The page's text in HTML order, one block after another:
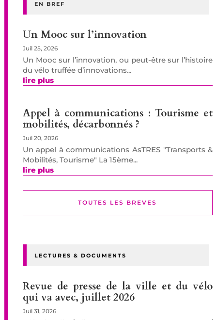
EN BREF
Un Mooc sur l’innovation
Juil 25, 2026
Un Mooc sur l’innovation, ou peut-être sur l’histoire
du vélo truffée d’innovations...
lire plus
Appel à communications : Tourisme et
mobilités, décarbonnés ?
Juil 20, 2026
Un appel à communications AsTRES "Transports &
Mobilités, Tourisme" La 15ème...
lire plus
TOUTES LES BREVES
LECTURES & DOCUMENTS
Revue de presse de la ville et du vélo
qui va avec, juillet 2026
Juil 31, 2026